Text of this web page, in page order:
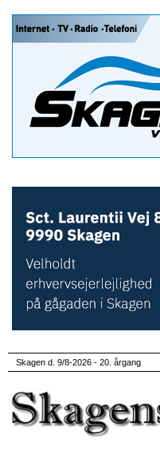
Skagen d. 9/8-2026 - 20. årgang